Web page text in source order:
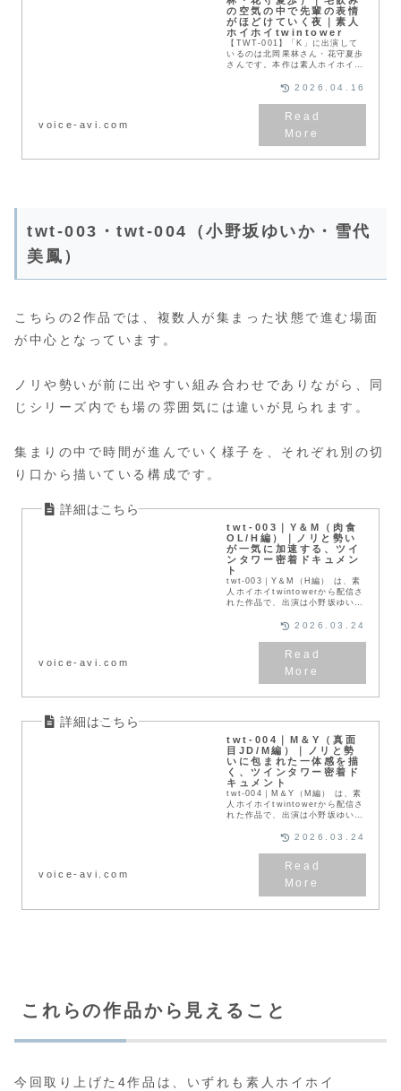
の空気の中で先輩の表情
がほどけていく夜｜素人
ホイホイtwintower
【TWT-001】「K」に出演して
いるのは北岡果林さん・花守夏歩
さんです。本作は素人ホイホイ
す。宅飲みの流れから始まる
voice-avi.com
2026.04.16
twt-003・twt-004（小野坂ゆいか・雪代
美鳳）
こちらの2作品では、複数人が集まった状態で進む場面
が中心となっています。
ノリや勢いが前に出やすい組み合わせでありながら、同
じシリーズ内でも場の雰囲気には違いが見られます。
集まりの中で時間が進んでいく様子を、それぞれ別の切
り口から描いている構成です。
twt-003｜Y＆M（肉食
OL/H編）｜ノリと勢い
が一気に加速する、ツイ
ンタワー密着ドキュメン
ト
twt-003｜Y＆M（H編） は、素
人ホイホイtwintowerから配信さ
れた作品で、出演は小野坂ゆいか
ゴ肌OLが主導する、規格外のハ
voice-avi.com
2026.03.24
twt-004｜M＆Y（真面
目JD/M編）｜ノリと勢
いに包まれた一体感を描
く、ツインタワー密着ド
キュメント
twt-004｜M＆Y（M編） は、素
人ホイホイtwintowerから配信さ
れた作品で、出演は小野坂ゆいか
医大生Mが見せた、飲み会終わり
voice-avi.com
2026.03.24
これらの作品から見えること
今回取り上げた4作品は、いずれも素人ホイホイ